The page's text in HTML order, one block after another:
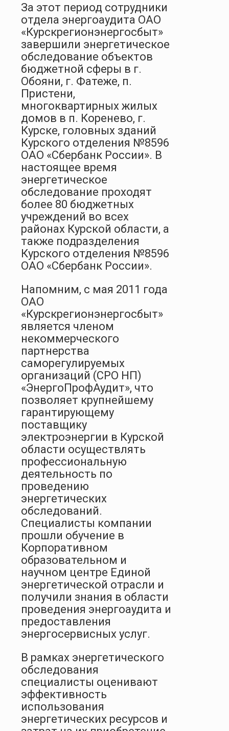
За этот период сотрудники
отдела энергоаудита ОАО
«Курскрегионэнергосбыт»
завершили энергетическое
обследование объектов
бюджетной сферы в г.
Обояни, г. Фатеже, п.
Пристени,
многоквартирных жилых
домов в п. Коренево, г.
Курске, головных зданий
Курского отделения №8596
ОАО «Сбербанк России». В
настоящее время
энергетическое
обследование проходят
более 80 бюджетных
учреждений во всех
районах Курской области, а
также подразделения
Курского отделения №8596
ОАО «Сбербанк России».
Напомним, с мая 2011 года
ОАО
«Курскрегионэнергосбыт»
является членом
некоммерческого
партнерства
саморегулируемых
организаций (СРО НП)
«ЭнергоПрофАудит», что
позволяет крупнейшему
гарантирующему
поставщику
электроэнергии в Курской
области осуществлять
профессиональную
деятельность по
проведению
энергетических
обследований.
Специалисты компании
прошли обучение в
Корпоративном
образовательном и
научном центре Единой
энергетической отрасли и
получили знания в области
проведения энергоаудита и
предоставления
энергосервисных услуг.
В рамках энергетического
обследования
специалисты оценивают
эффективность
использования
энергетических ресурсов и